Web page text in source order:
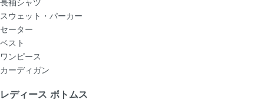
スウェット・パーカー
セーター
ベスト
ワンピース
カーディガン
レディース ボトムス